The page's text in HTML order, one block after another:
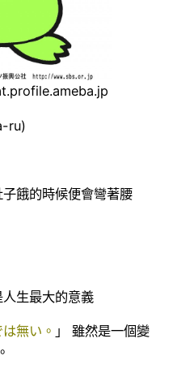
ru)
餓的時候便會彎著腰
生最大的意義
無い。 」 雖然是一個變